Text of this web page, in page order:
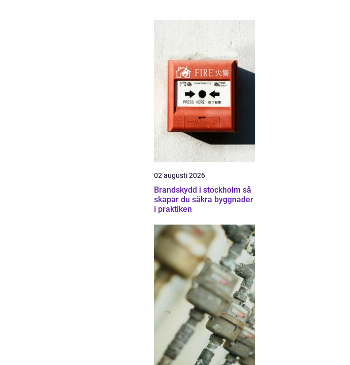
02 augusti 2026
Brandskydd i stockholm så
skapar du säkra byggnader
i praktiken